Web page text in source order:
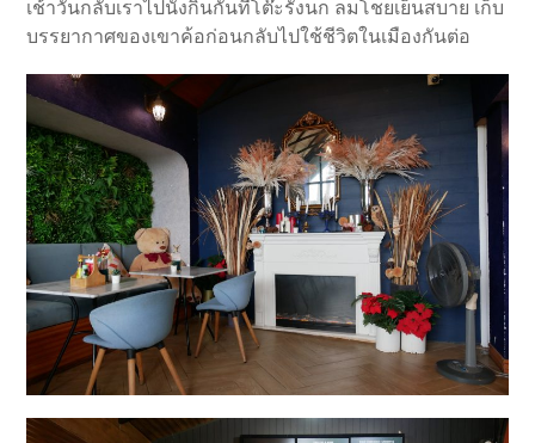
เช้าวันกลับเราไปนั่งกินกันที่โต๊ะรังนก ลมโชยเย็นสบาย เก็บ
บรรยากาศของเขาค้อก่อนกลับไปใช้ชีวิตในเมืองกันต่อ